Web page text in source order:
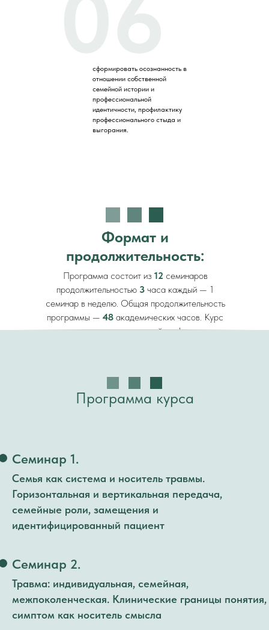
сформировать осознанность в
отношении собственной
семейной истории и
профессиональной
идентичности, профилактику
профессионального стыда и
выгорания.
Формат и
продолжительность:
Программа состоит из 12 семинаров
продолжительностью 3 часа каждый — 1
семинар в неделю. Общая продолжительность
программы — 48 академических часов. Курс
проходит полностью онлайн, в формате
Программа курса
Семинар 1.
Семья как система и носитель травмы.
Горизонтальная и вертикальная передача,
семейные роли, замещения и
идентифицированный пациент
Семинар 2.
Травма: индивидуальная, семейная,
межпоколенческая. Клинические границы понятия,
симптом как носитель смысла